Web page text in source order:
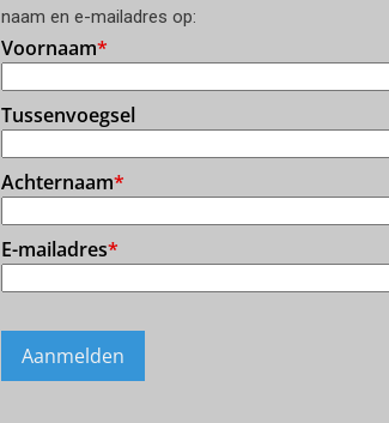
naam en e-mailadres op: